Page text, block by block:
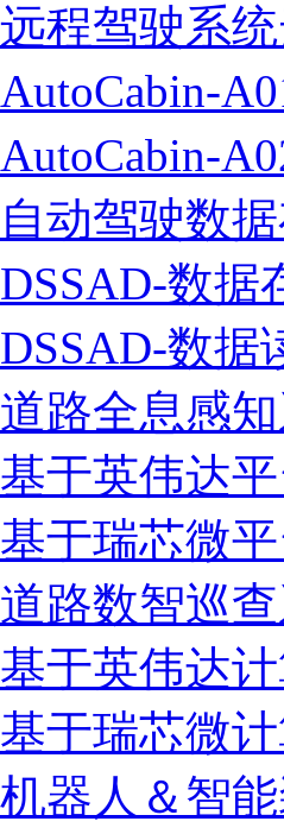
远程驾驶系
AutoCabin-
AutoCabin-
自动驾驶数
DSSAD-数据
DSSAD-数据
道路全息感
基于英伟达
基于瑞芯微
道路数智巡
基于英伟达
基于瑞芯微
机器人＆智